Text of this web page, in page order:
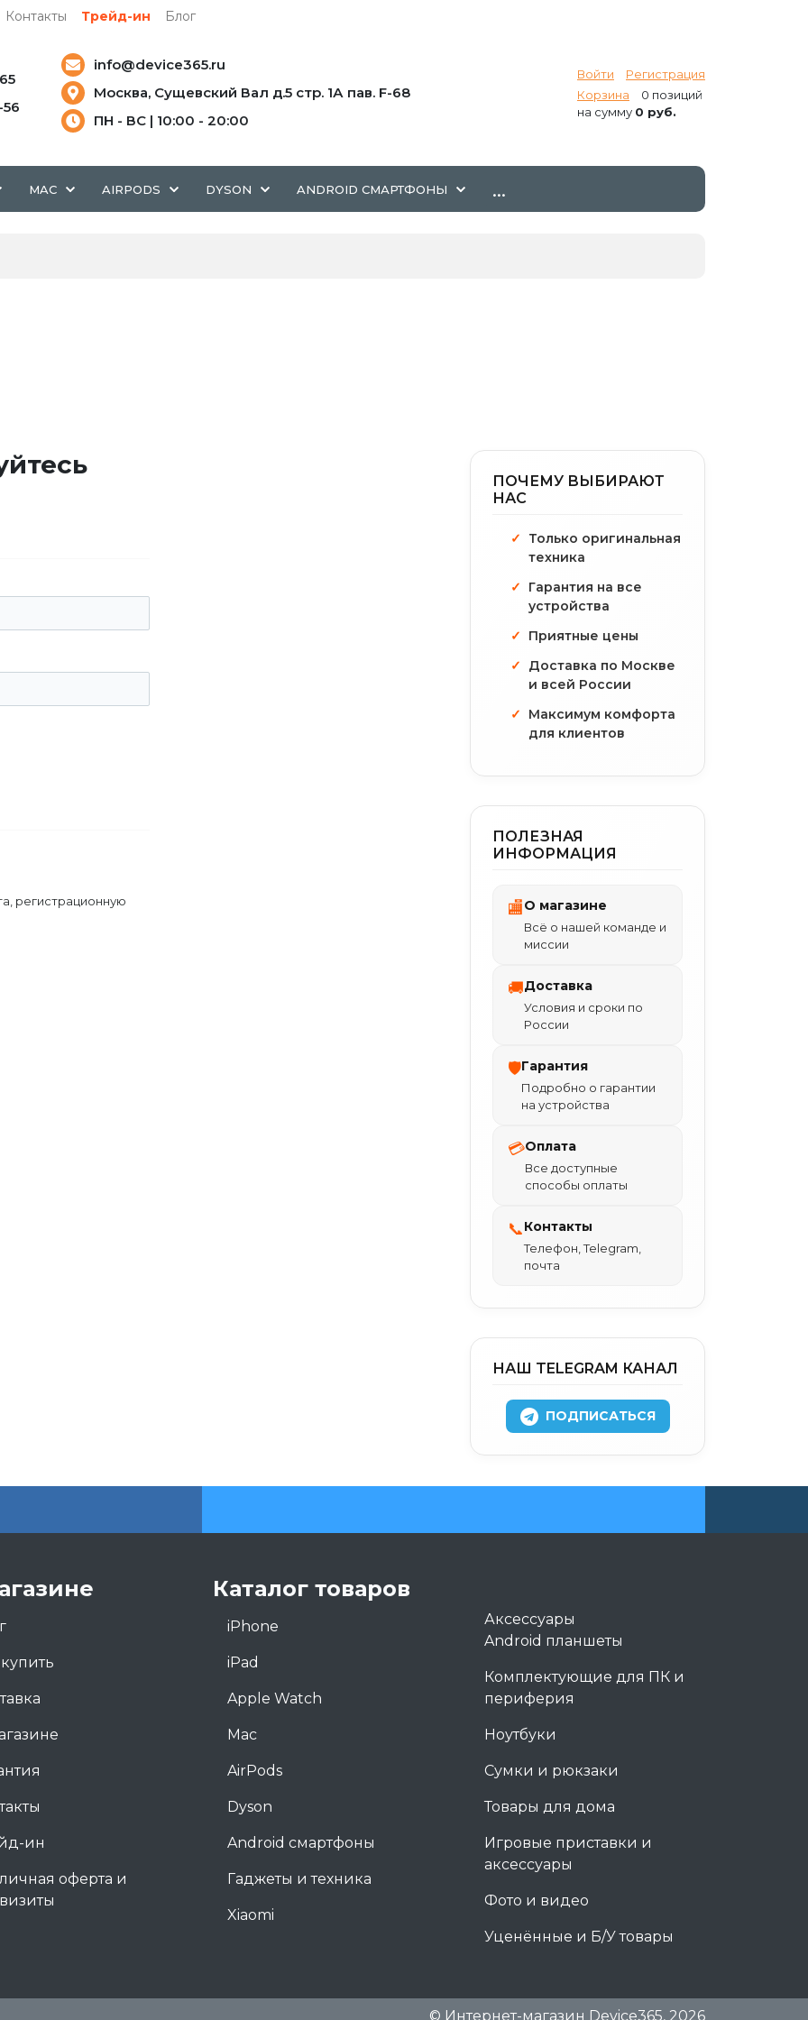
Контакты Трейд-ин Блог
Войти
Регистрация
Корзина
0 позиций
на сумму 0 руб.
info@device365.ru
Москва, Сущевский Вал д.5 стр. 1А пав. F-68
ПН - ВС | 10:00 - 20:00
MAC AIRPODS DYSON ANDROID СМАРТФОНЫ ...
регистрационную
ПОЧЕМУ ВЫБИРАЮТ
НАС
Только оригинальная
техника
Гарантия на все
устройства
Приятные цены
Доставка по Москве
и всей России
Максимум комфорта
для клиентов
ПОЛЕЗНАЯ
ИНФОРМАЦИЯ
🏬О магазине
Всё о нашей команде и
миссии
🚚Доставка
Условия и сроки по
России
🛡Гарантия
Подробно о гарантии
на устройства
💳Оплата
Все доступные
способы оплаты
📞Контакты
Телефон, Telegram,
почта
НАШ TELEGRAM КАНАЛ
ПОДПИСАТЬСЯ
ин
оферта и
Каталог товаров
iPhone
iPad
Apple Watch
Mac
AirPods
Dyson
Android смартфоны
Гаджеты и техника
Xiaomi
Аксессуары
Android планшеты
Комплектующие для ПК и
периферия
Ноутбуки
Сумки и рюкзаки
Товары для дома
Игровые приставки и
аксессуары
Фото и видео
Уценённые и Б/У товары
© Интернет-магазин Device365, 2026